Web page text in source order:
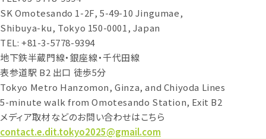
SK Omotesando 1-2F, 5-49-10 Jingumae,
Shibuya-ku, Tokyo 150-0001, Japan
TEL: +81-3-5778-9394
地下鉄半蔵門線・銀座線・千代田線
表参道駅 B2 出口 徒歩5分
Tokyo Metro Hanzomon, Ginza, and Chiyoda Lines
5-minute walk from Omotesando Station, Exit B2
メディア取材などのお問い合わせはこちら
contact.e.dit.tokyo2025@gmail.com